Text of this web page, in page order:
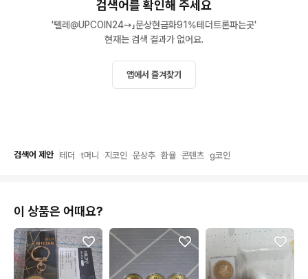
검색어를 확인해 주세요
'텔레@UPCOIN24➙」문상현금화91%테더트론파는곳'
현재는 검색 결과가 없어요.
앱에서 즐겨찾기
검색어 제안 테더 t머니 지코인 문상추 환율 콘텐츠 g코인
이 상품은 어때요?